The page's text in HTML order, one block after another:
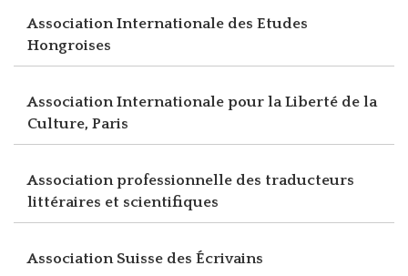
Association Internationale des Etudes
Hongroises
Association Internationale pour la Liberté de la
Culture, Paris
Association professionnelle des traducteurs
littéraires et scientifiques
Association Suisse des Écrivains